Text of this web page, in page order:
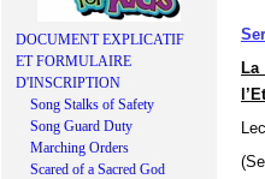
DOCUMENT EXPLICATIF
ET FORMULAIRE
D'INSCRIPTION
Song Stalks of Safety
Song Guard Duty
Marching Orders
Scared of a Sacred God